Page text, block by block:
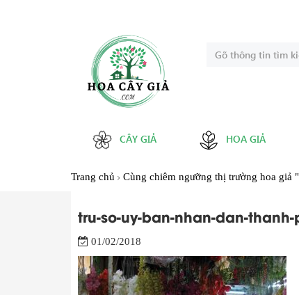
CÂY GIẢ HOA GIẢ
Trang chủ Cùng chiêm ngưỡng thị trường hoa giả
tru-so-uy-ban-nhan-dan-
01/02/2018